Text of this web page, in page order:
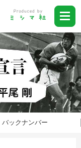
バックナンバー